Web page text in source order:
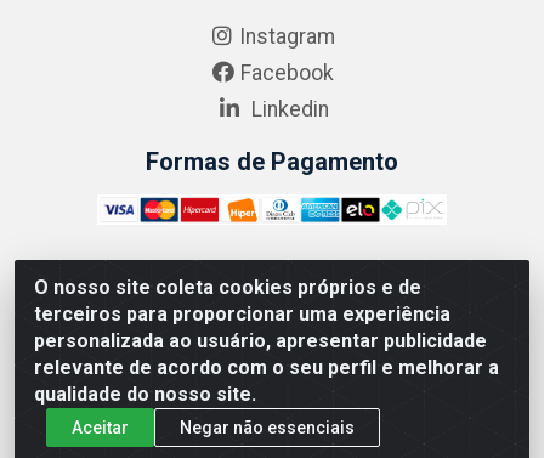
O nosso site coleta cookies próprios e de
terceiros para proporcionar uma experiência
personalizada ao usuário, apresentar publicidade
relevante de acordo com o seu perfil e melhorar a
qualidade do nosso site.
Aceitar
Negar não essenciais
Instagram
Facebook
Linkedin
Formas de Pagamento
ABRASEG COMÉRCIO ATACADISTA LTDA - CNPJ:
10.894.768/0001-00 - Avenida Lobo Júnior, 1045 -
Penha Circular - Rio de Janeiro - RJ - CEP 21020-124